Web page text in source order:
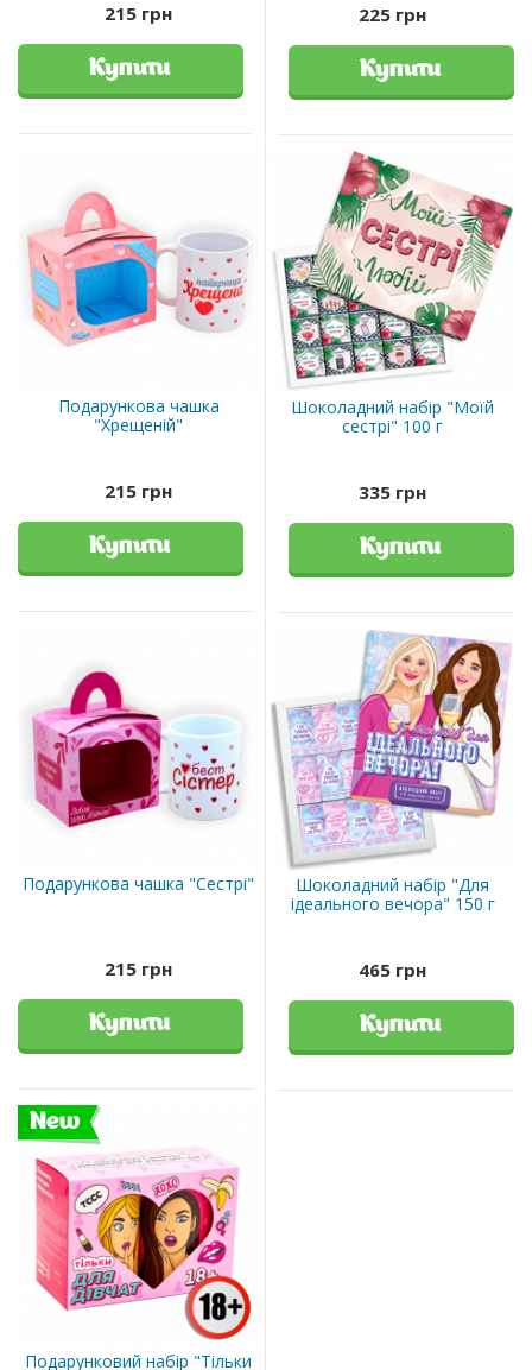
215 грн
Купити
225 грн
Купити
Подарункова чашка
"Хрещеній"
215 грн
Купити
Шоколадний набір "Моїй
сестрі" 100 г
335 грн
Купити
Подарункова чашка "Сестрі"
215 грн
Купити
Шоколадний набір "Для
ідеального вечора" 150 г
465 грн
Купити
New
Подарунковий набір "Тільки